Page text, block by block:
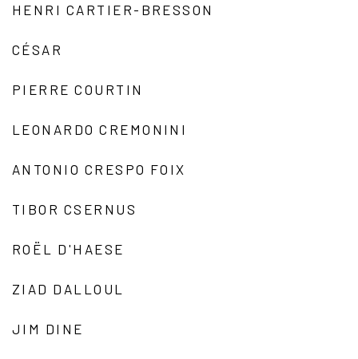
HENRI CARTIER-BRESSON
CÉSAR
PIERRE COURTIN
LEONARDO CREMONINI
ANTONIO CRESPO FOIX
TIBOR CSERNUS
ROËL D'HAESE
ZIAD DALLOUL
JIM DINE